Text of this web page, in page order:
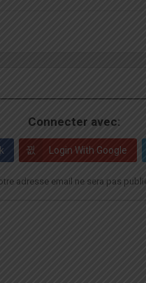
Connecter avec:
Login With Google
adresse email ne sera pas